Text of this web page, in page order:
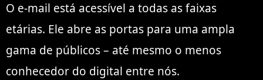
O e-mail está acessível a todas as faixas
etárias. Ele abre as portas para uma ampla
gama de públicos – até mesmo o menos
conhecedor do digital entre nós.